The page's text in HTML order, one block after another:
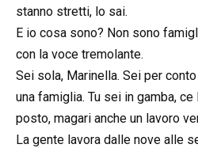
stanno stretti, lo sai.
E io cosa sono? Non sono
con la voce tremolante.
Sei sola, Marinella. Sei per
una famiglia. Tu sei in gamba,
posto, magari anche un lavoro
La gente lavora dalle nove alle